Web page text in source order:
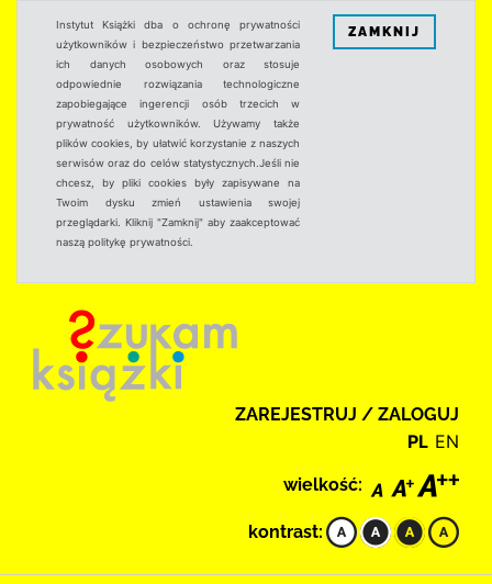
Instytut Książki dba o ochronę prywatności
użytkowników i bezpieczeństwo przetwarzania
ich danych osobowych oraz stosuje
odpowiednie rozwiązania technologiczne
zapobiegające ingerencji osób trzecich w
prywatność użytkowników. Używamy także
plików cookies, by ułatwić korzystanie z naszych
serwisów oraz do celów statystycznych.Jeśli nie
chcesz, by pliki cookies były zapisywane na
Twoim dysku zmień ustawienia swojej
przeglądarki. Kliknij "Zamknij" aby zaakceptować
naszą politykę prywatności.
ZAMKNIJ
ZAREJESTRUJ / ZALOGUJ
PL EN
wielkość:
kontrast: